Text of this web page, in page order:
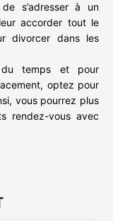
s’adresser à un
accorder tout le
divorcer dans les
temps et pour
optez pour
vous pourrez plus
rendez-vous avec